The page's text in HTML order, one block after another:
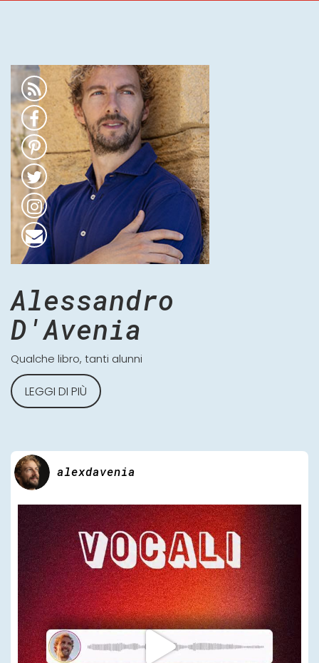
Alessandro
D'Avenia
Qualche libro, tanti alunni
LEGGI DI PIÙ
alexdavenia